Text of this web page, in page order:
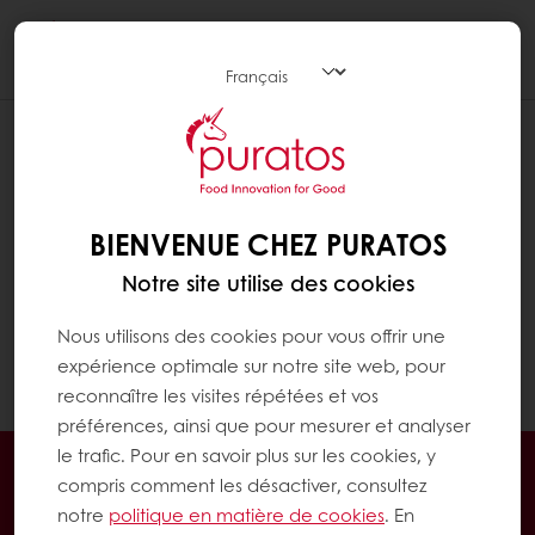
QUELS MODES DE PAIEMENT
ACCEPTEZ-VOUS ?
Si vous avez déjà acheté chez Puratos, vous
pouvez utiliser vos modes de paiement
habituels et payer vos factures selon le délai
nouveau client, vous pouvez payer en ligne
(cartes de crédit, etc.).
BIENVENUE CHEZ PURATOS
Notre site utilise des cookies
Nous utilisons des cookies pour vous offrir une
expérience optimale sur notre site web, pour
reconnaître les visites répétées et vos
préférences, ainsi que pour mesurer et analyser
le trafic. Pour en savoir plus sur les cookies, y
compris comment les désactiver, consultez
notre politique en matière de cookies. En
Commandes en ligne 24/7
Paiement en ligne sécurisé